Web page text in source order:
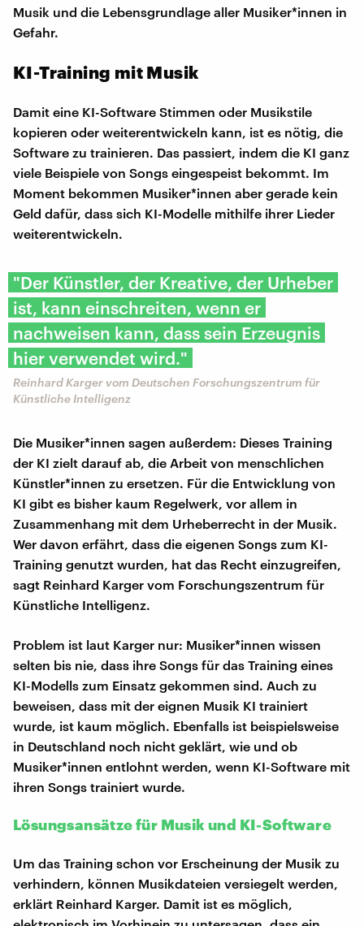
Musik und die Lebensgrundlage aller Musiker*innen in
Gefahr.
KI-Training mit Musik
Damit eine KI-Software Stimmen oder Musikstile
kopieren oder weiterentwickeln kann, ist es nötig, die
Software zu trainieren. Das passiert, indem die KI ganz
viele Beispiele von Songs eingespeist bekommt. Im
Moment bekommen Musiker*innen aber gerade kein
Geld dafür, dass sich KI-Modelle mithilfe ihrer Lieder
weiterentwickeln.
"Der Künstler, der Kreative, der Urheber
ist, kann einschreiten, wenn er
nachweisen kann, dass sein Erzeugnis
hier verwendet wird."
Reinhard Karger vom Deutschen Forschungszentrum für
Künstliche Intelligenz
Die Musiker*innen sagen außerdem: Dieses Training
der KI zielt darauf ab, die Arbeit von menschlichen
Künstler*innen zu ersetzen. Für die Entwicklung von
KI gibt es bisher kaum Regelwerk, vor allem in
Zusammenhang mit dem Urheberrecht in der Musik.
Wer davon erfährt, dass die eigenen Songs zum KI-
Training genutzt wurden, hat das Recht einzugreifen,
sagt Reinhard Karger vom Forschungszentrum für
Künstliche Intelligenz.
Problem ist laut Karger nur: Musiker*innen wissen
selten bis nie, dass ihre Songs für das Training eines
KI-Modells zum Einsatz gekommen sind. Auch zu
beweisen, dass mit der eignen Musik KI trainiert
wurde, ist kaum möglich. Ebenfalls ist beispielsweise
in Deutschland noch nicht geklärt, wie und ob
Musiker*innen entlohnt werden, wenn KI-Software mit
ihren Songs trainiert wurde.
Lösungsansätze für Musik und KI-Software
Um das Training schon vor Erscheinung der Musik zu
verhindern, können Musikdateien versiegelt werden,
erklärt Reinhard Karger. Damit ist es möglich,